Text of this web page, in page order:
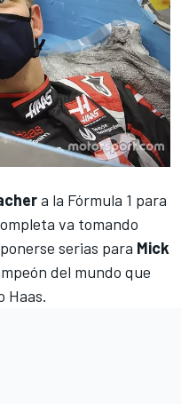
a la Fórmula 1 para
va tomando
serias para Mick
del mundo que
Haas.